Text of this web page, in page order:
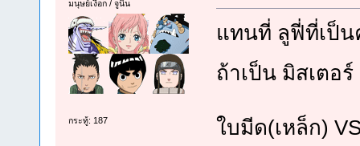
มนุษย์เงือก / จูนิน
กระทู้: 187
แทนที่ ลูฟี่ที่เป็น
ถ้าเป็น มิสเตอ
ใบมีด(เหล็ก)